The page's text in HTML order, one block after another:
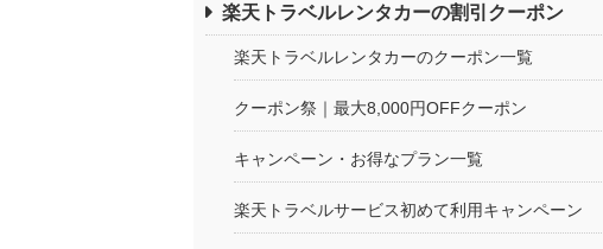
楽天トラベルレンタカーの割引クーポン
楽天トラベルレンタカーのクーポン一覧
クーポン祭｜最大8,000円OFFクーポン
キャンペーン・お得なプラン一覧
楽天トラベルサービス初めて利用キャンペーン